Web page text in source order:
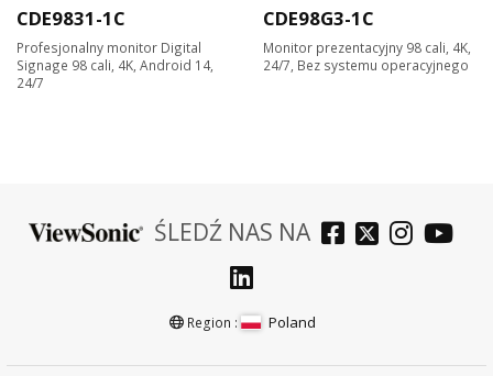
CDE9831-1C
Profesjonalny monitor Digital
Signage 98 cali, 4K, Android 14,
24/7
CDE98G3-1C
Monitor prezentacyjny 98 cali, 4K,
24/7, Bez systemu operacyjnego
ŚLEDŹ NAS NA
Region : Poland